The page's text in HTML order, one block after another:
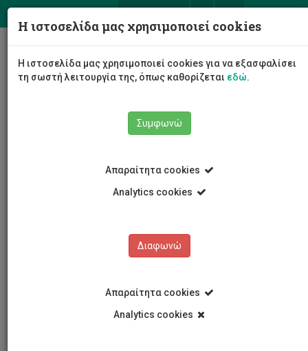
Η ιστοσελίδα μας χρησιμοποιεί cookies
Η ιστοσελίδα μας χρησιμοποιεί cookies για να εξασφαλίσει
τη σωστή λειτουργία της, όπως καθορίζεται εδώ.
Συμφωνώ
Απαραίτητα cookies
Analytics cookies
Διαφωνώ
Απαραίτητα cookies
Analytics cookies